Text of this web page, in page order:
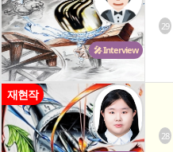
🎤 Interview
29
재현작
28